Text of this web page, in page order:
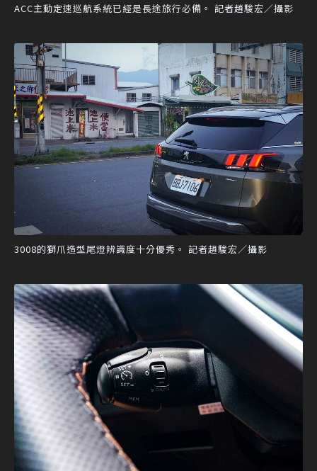
ACC主動定速巡航系統已經是長途旅行必備。 記者趙駿宏／攝影
3008的獅爪造型尾燈辨識度十分優秀。 記者趙駿宏／攝影